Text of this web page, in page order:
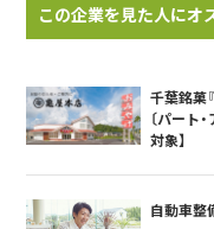
この企業を見た人にオ
千葉銘菓
〔パート
対象】
自動車整